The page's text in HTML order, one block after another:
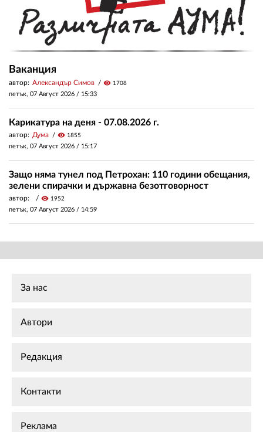
Ваканция
автор: Александър Симов visibility 1708
петък, 07 Август 2026 / 15:33
Карикатура на деня - 07.08.2026 г.
автор: Дума visibility 1855
петък, 07 Август 2026 / 15:17
Защо няма тунел под Петрохан: 110 години обещания,
зелени спирачки и държавна безотговорност
автор: visibility 1952
петък, 07 Август 2026 / 14:59
За нас
Автори
Редакция
Контакти
Реклама